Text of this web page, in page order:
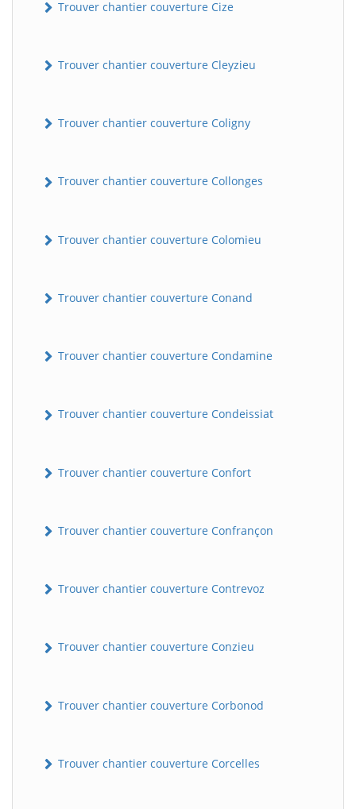
Trouver chantier couverture Cize
Trouver chantier couverture Cleyzieu
Trouver chantier couverture Coligny
Trouver chantier couverture Collonges
Trouver chantier couverture Colomieu
Trouver chantier couverture Conand
Trouver chantier couverture Condamine
Trouver chantier couverture Condeissiat
Trouver chantier couverture Confort
Trouver chantier couverture Confrançon
Trouver chantier couverture Contrevoz
Trouver chantier couverture Conzieu
Trouver chantier couverture Corbonod
Trouver chantier couverture Corcelles
B BatiWebPro